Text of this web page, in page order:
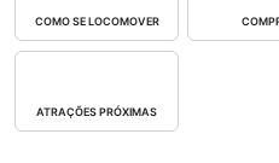
COMO SE LOCOMOVER
ATRAÇÕES PRÓXIMAS